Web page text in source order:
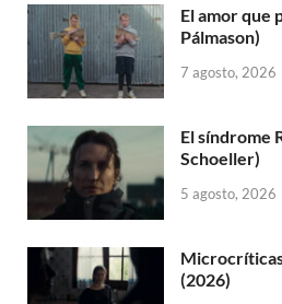
El amor que
Pálmason)
7 agosto, 2026
El síndrome
Schoeller)
5 agosto, 2026
(2026)